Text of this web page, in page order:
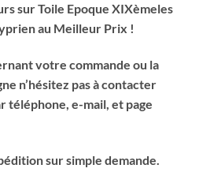
sur Toile Epoque XIXèmeles
au Meilleur Prix !
votre commande ou la
n’hésitez pas à contacter
téléphone, e-mail, et page
sur simple demande.